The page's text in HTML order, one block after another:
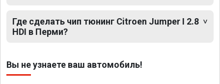
Где сделать чип тюнинг Citroen Jumper I 2.8
HDI в Перми?
Вы не узнаете ваш автомобиль!